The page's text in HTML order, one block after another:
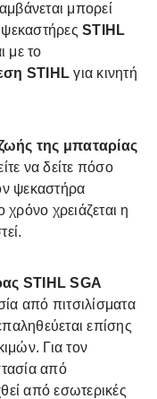
μπορεί
STIHL
με το
STIHL για κινητή
της μπαταρίας
να δείτε πόσο
ψεκαστήρα
χρειάζεται η
STIHL SGA
από πιτσιλίσματα
επίσης
Για τον
από
από εσωτερικές